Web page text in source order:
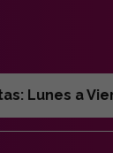
Lunes a